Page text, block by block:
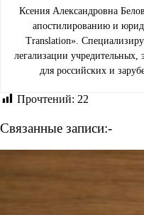
Ксения Александровна
апостилированию и
Translation».
легализации
для российских и
Прочтений: 22
Связанные записи:-